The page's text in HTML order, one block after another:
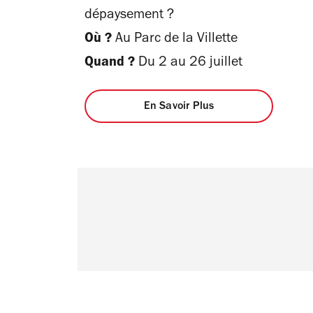
dépaysement ?
Où ? Au Parc de la Villette
Quand ? Du 2 au 26 juillet
En Savoir Plus